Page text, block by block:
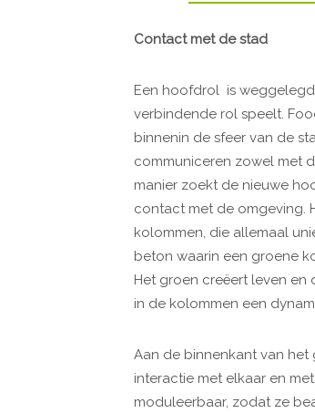
Contact met de stad
Een hoofdrol is
verbindende rol speelt.
binnenin de sfeer van de
communiceren zowel met
manier zoekt de nieuwe
contact met de omgeving.
kolommen, die allemaal
beton waarin een groene
Het groen creëert leven
in de kolommen een
Aan de binnenkant van
interactie met elkaar en
moduleerbaar, zodat ze